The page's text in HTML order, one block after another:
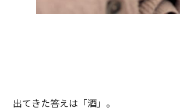
出てきた答えは「酒」。